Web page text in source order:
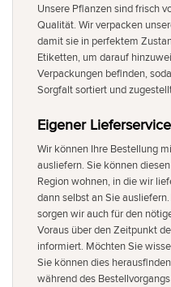
Unsere Pflanzen sind frisch
Qualität. Wir verpacken
damit sie in perfektem
Etiketten, um darauf
Verpackungen befinden,
Sorgfalt sortiert und
Eigener Lieferservice
Wir können Ihre Bestellung
ausliefern. Sie können
Region wohnen, in die wir
dann selbst an Sie
sorgen wir auch für den
Voraus über den Zeitpunkt
informiert. Möchten Sie
Sie können dies
während des